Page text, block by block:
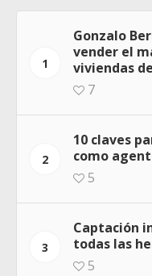
1
Gonzalo
vender el
viviendas
7
2
10 claves
como
5
3
Captación
todas las
5